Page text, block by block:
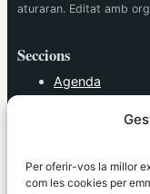
Per oferir-vos la millor
com les cookies per
aturaran. Editat amb
Seccions
Agenda
Política
Societat